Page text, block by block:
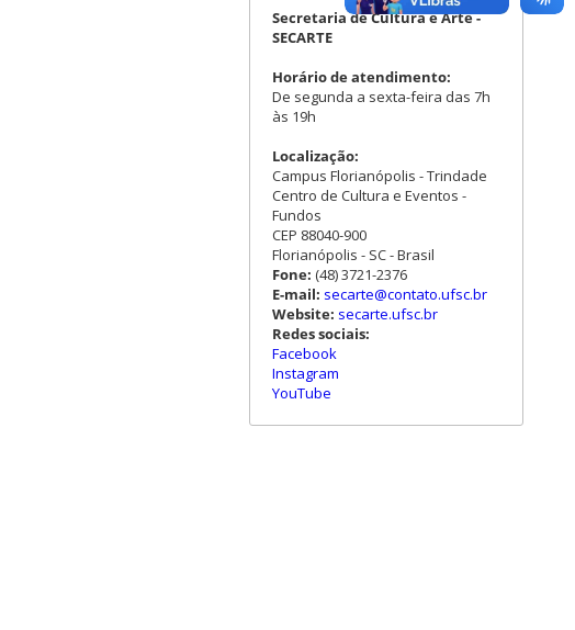
Secretaria de Cultura e Arte -
SECARTE
Horário de atendimento:
De segunda a sexta-feira das 7h
às 19h
Localização:
Campus Florianópolis - Trindade
Centro de Cultura e Eventos -
Fundos
CEP 88040-900
Florianópolis - SC - Brasil
Fone: (48) 3721-2376
E-mail: secarte@contato.ufsc.br
Website: secarte.ufsc.br
Redes sociais:
Facebook
Instagram
YouTube